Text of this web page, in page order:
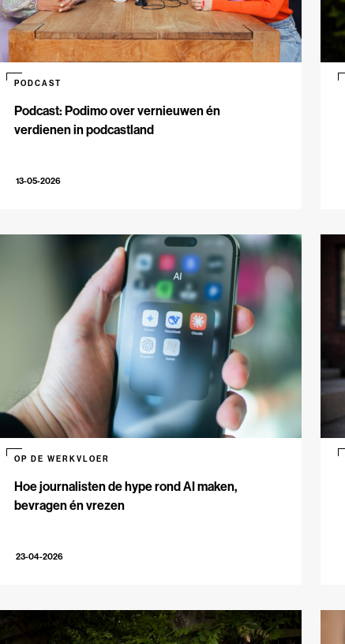
Podcast: Podimo over vernieuwen én
verdienen in podcastland
PODCAST
13-05-2026
Hoe journalisten de hype rond AI maken,
bevragen én vrezen
OP DE WERKVLOER
23-04-2026